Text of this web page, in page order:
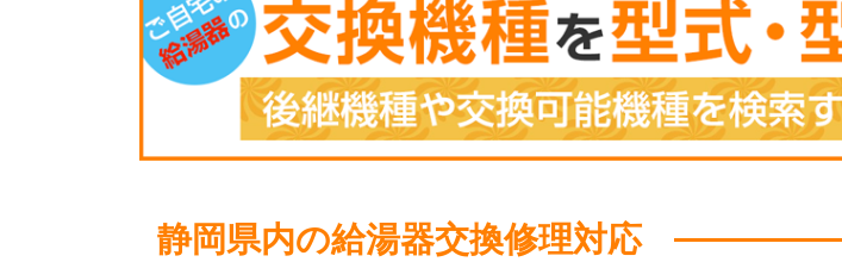
静岡県内の給湯器交換修理対応